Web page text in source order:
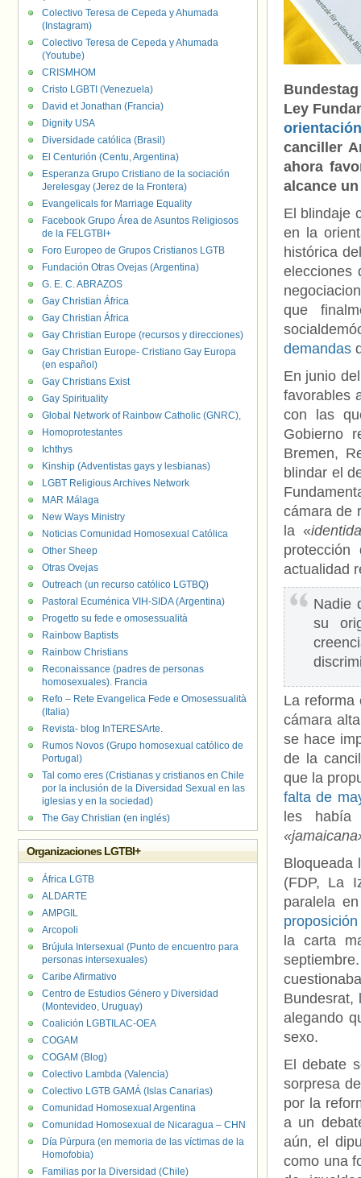
Ley
canciller
ahora
alcance
El blindaje
en la
histórica
elecciones
que
demandas
En junio
favorables
con las
Gobierno
Bremen,
blindar el
cámara de
la «
actualidad
Nadie
su
La reforma
cámara
se hace
de la
que la
falta de
les había
Bloqueada
(FDP, La
paralela
la carta
Bundesrat,
alegando
sexo.
El debate
sorpresa
por la
a un
aún, el
como una
Colectivo Teresa de Cepeda y Ahumada
(Instagram)
Colectivo Teresa de Cepeda y Ahumada
(Youtube)
CRISMHOM
Cristo LGBTI (Venezuela)
David et Jonathan (Francia)
Dignity USA
Diversidade católica (Brasil)
El Centurión (Centu, Argentina)
Esperanza Grupo Cristiano de la sociación
Jerelesgay (Jerez de la Frontera)
Evangelicals for Marriage Equality
Facebook Grupo Área de Asuntos Religiosos
de la FELGTBI+
Foro Europeo de Grupos Cristianos LGTB
Fundación Otras Ovejas (Argentina)
G. E. C. ABRAZOS
Gay Christian África
Gay Christian África
Gay Christian Europe (recursos y direcciones)
Gay Christian Europe- Cristiano Gay Europa
(en español)
Gay Christians Exist
Gay Spirituality
Global Network of Rainbow Catholic (GNRC),
Homoprotestantes
Ichthys
Kinship (Adventistas gays y lesbianas)
LGBT Religious Archives Network
MAR Málaga
New Ways Ministry
Noticias Comunidad Homosexual Católica
Other Sheep
Otras Ovejas
Outreach (un recurso católico LGTBQ)
Pastoral Ecuménica VIH-SIDA (Argentina)
Progetto su fede e omosessualità
Rainbow Baptists
Rainbow Christians
Reconaissance (padres de personas
homosexuales). Francia
Refo – Rete Evangelica Fede e Omosessualità
(Italia)
Revista- blog InTERESArte.
Rumos Novos (Grupo homosexual católico de
Portugal)
Tal como eres (Cristianas y cristianos en Chile
por la inclusión de la Diversidad Sexual en las
iglesias y en la sociedad)
The Gay Christian (en inglés)
Organizaciones LGTBI+
África LGTB
ALDARTE
AMPGIL
Arcopoli
Brújula Intersexual (Punto de encuentro para
personas intersexuales)
Caribe Afirmativo
Centro de Estudios Género y Diversidad
(Montevideo, Uruguay)
Coalición LGBTILAC-OEA
COGAM
COGAM (Blog)
Colectivo Lambda (Valencia)
Colectivo LGTB GAMÁ (Islas Canarias)
Comunidad Homosexual Argentina
Comunidad Homosexual de Nicaragua – CHN
Día Púrpura (en memoria de las víctimas de la
Homofobia)
Familias por la Diversidad (Chile)